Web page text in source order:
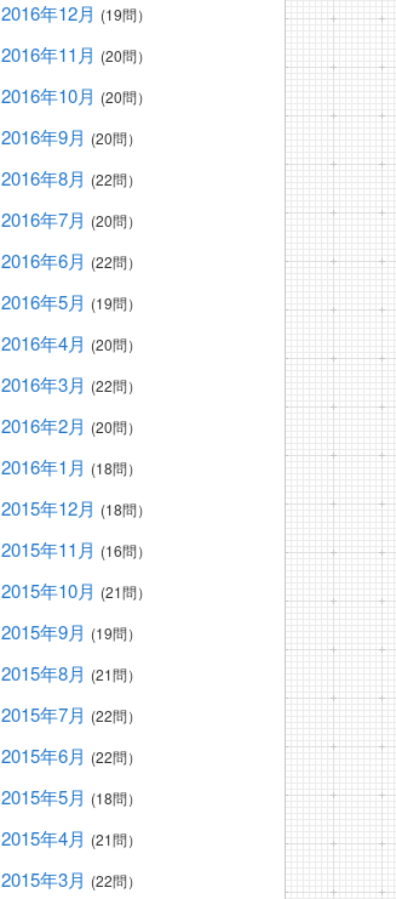
2016年12月 (19問）
2016年11月 (20問）
2016年10月 (20問）
2016年9月 (20問）
2016年8月 (22問）
2016年7月 (20問）
2016年6月 (22問）
2016年5月 (19問）
2016年4月 (20問）
2016年3月 (22問）
2016年2月 (20問）
2016年1月 (18問）
2015年12月 (18問）
2015年11月 (16問）
2015年10月 (21問）
2015年9月 (19問）
2015年8月 (21問）
2015年7月 (22問）
2015年6月 (22問）
2015年5月 (18問）
2015年4月 (21問）
2015年3月 (22問）